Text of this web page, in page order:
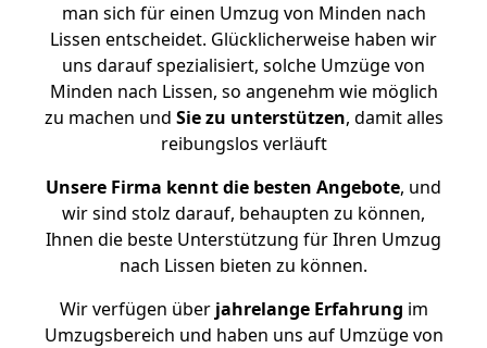
man sich für einen Umzug von Minden nach
Lissen entscheidet. Glücklicherweise haben wir
uns darauf spezialisiert, solche Umzüge von
Minden nach Lissen, so angenehm wie möglich
zu machen und Sie zu unterstützen, damit alles
reibungslos verläuft
Unsere Firma kennt die besten Angebote, und
wir sind stolz darauf, behaupten zu können,
Ihnen die beste Unterstützung für Ihren Umzug
nach Lissen bieten zu können.
Wir verfügen überjahrelange Erfahrung im
Umzugsbereich und haben uns auf Umzüge von